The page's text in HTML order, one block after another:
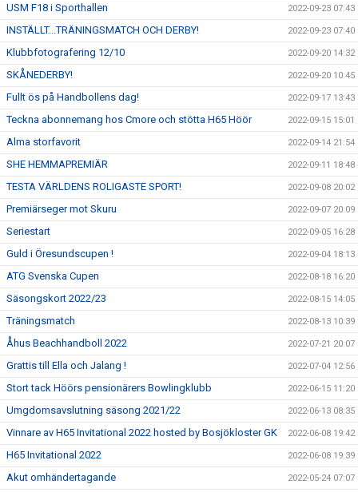
USM F18 i Sporthallen 2022-09-23 07:43
INSTÄLLT...TRÄNINGSMATCH OCH DERBY! 2022-09-23 07:40
Klubbfotografering 12/10 2022-09-20 14:32
SKÅNEDERBY! 2022-09-20 10:45
Fullt ös på Handbollens dag! 2022-09-17 13:43
Teckna abonnemang hos Cmore och stötta H65 Höör 2022-09-15 15:01
Alma storfavorit 2022-09-14 21:54
SHE HEMMAPREMIÄR 2022-09-11 18:48
TESTA VÄRLDENS ROLIGASTE SPORT! 2022-09-08 20:02
Premiärseger mot Skuru 2022-09-07 20:09
Seriestart 2022-09-05 16:28
Guld i Öresundscupen ! 2022-09-04 18:13
ATG Svenska Cupen 2022-08-18 16:20
Säsongskort 2022/23 2022-08-15 14:05
Träningsmatch 2022-08-13 10:39
Åhus Beachhandboll 2022 2022-07-21 20:07
Grattis till Ella och Jalang ! 2022-07-04 12:56
Stort tack Höörs pensionärers Bowlingklubb 2022-06-15 11:20
Umgdomsavslutning säsong 2021/22 2022-06-13 08:35
Vinnare av H65 Invitational 2022 hosted by Bosjökloster GK 2022-06-08 19:42
H65 Invitational 2022 2022-06-08 19:39
Akut omhändertagande 2022-05-24 07:07